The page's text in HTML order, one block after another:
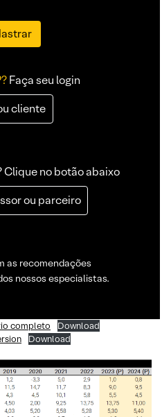
Faça seu login
cliente
Clique no botão abaixo
ou parceiro
as recomendações
nossos especialistas.
completo
Download
Download